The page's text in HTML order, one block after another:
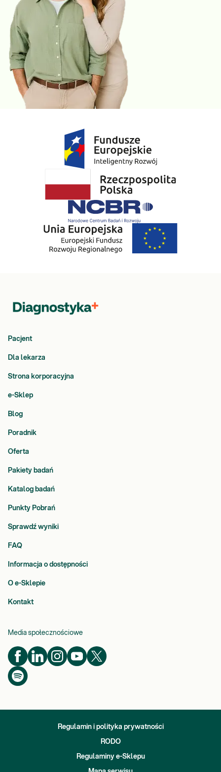
Pacjent
Dla lekarza
Strona korporacyjna
e-Sklep
Blog
Poradnik
Oferta
Pakiety badań
Katalog badań
Punkty Pobrań
Sprawdź wyniki
FAQ
Informacja o dostępności
O e-Sklepie
Kontakt
Media społecznościowe
Regulamin i polityka prywatności
RODO
Regulaminy e-Sklepu